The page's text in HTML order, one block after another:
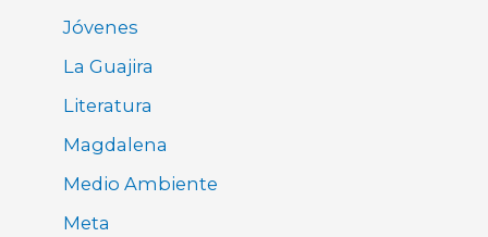
Jóvenes
La Guajira
Literatura
Magdalena
Medio Ambiente
Meta